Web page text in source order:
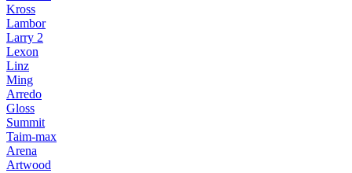
Kross
Lambor
Larry 2
Lexon
Linz
Ming
Arredo
Gloss
Summit
Taim-max
Arena
Artwood